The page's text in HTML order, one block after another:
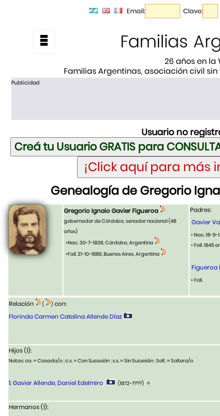
Email: Clave:
26 años en la
Familias Argentinas, asociación civil
Publicidad
Usuario no
Genealogía de Gregorio
Gregorio Ignaio Gavier Figueroa
gobernador de Córdoba, senador nacional(48
años)
•Nac. 30-7-1838, Córdoba, Argentina
•Fall. 21-10-1886, Buenos Aires, Argentina
Padres:
Gavier
• Nac. 18-9-
• Fall. 1845
Figueroa
• Fall.
Relación ( ) con:
Florinda Carmen Catalina Allende Díaz
Hijos (1):
Notas: ca. = Casada/o ; c.s. = Con Sucesión ; s.s. = Sin Sucesión ; Solt. = Soltera/o
1.Gavier Allende, Daniel Edelmiro (1872-????)
Hermanos (1):